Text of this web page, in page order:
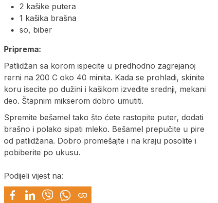
2 kašike putera
1 kašika brašna
so, biber
Priprema:
Patlidžan sa korom ispecite u predhodno zagrejanoj
rerni na 200 C oko 40 minita. Kada se prohladi, skinite
koru isecite po dužini i kašikom izvedite srednji, mekani
deo. Štapnim mikserom dobro umutiti.
Spremite bešamel tako što ćete rastopite puter, dodati
brašno i polako sipati mleko. Bešamel prepučite u pire
od patlidžana. Dobro promešajte i na kraju posolite i
pobiberite po ukusu.
Podijeli vijest na: